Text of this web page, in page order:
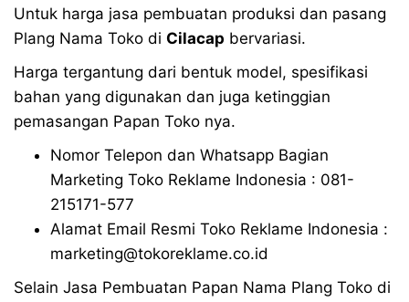
Untuk harga jasa pembuatan produksi dan pasang
Plang Nama Toko di Cilacap bervariasi.
Harga tergantung dari bentuk model, spesifikasi
bahan yang digunakan dan juga ketinggian
pemasangan Papan Toko nya.
Nomor Telepon dan Whatsapp Bagian
Marketing Toko Reklame Indonesia : 081-
215171-577
Alamat Email Resmi Toko Reklame Indonesia :
marketing@tokoreklame.co.id
Selain Jasa Pembuatan Papan Nama Plang Toko di